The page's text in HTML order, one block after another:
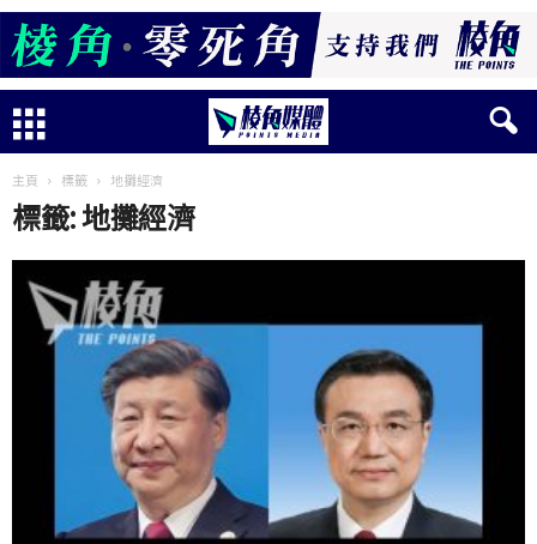
主頁 標籤 地攤經濟
標籤: 地攤經濟